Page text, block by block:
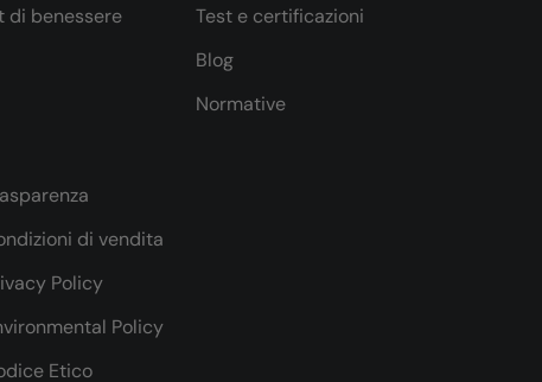
di benessere
Test e certificazioni
Blog
Normative
di vendita
Policy
Policy
Etico